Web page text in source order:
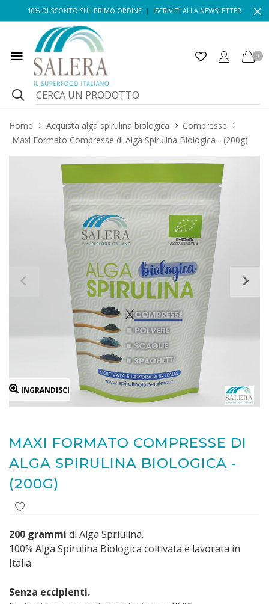
10% DI SCONTO SUL PRIMO ORDINE | ISCRIVITI ALLA NEWSLETTER
0
Home Acquista alga spirulina biologica
Compresse
Maxi Formato Compresse di Alga Spirulina Biologica - (200g)
INGRANDISCI
MAXI FORMATO COMPRESSE DI
ALGA SPIRULINA BIOLOGICA -
(200G)
200 grammi di Alga Spriulina.
100% Alga Spirulina Biologica coltivata e lavorata in
Italia.
Senza eccipienti.